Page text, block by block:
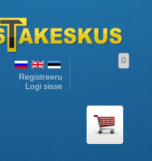
Registreeru
Logi sisse
0